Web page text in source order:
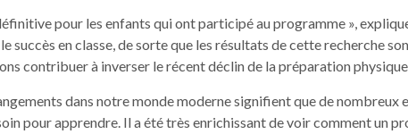
pour les enfants qui ont participé au programme »,
succès en classe, de sorte que les résultats de cette recherche
contribuer à inverser le récent déclin de la préparation physique
dans notre monde moderne signifient que de
pour apprendre. Il a été très enrichissant de voir comment un